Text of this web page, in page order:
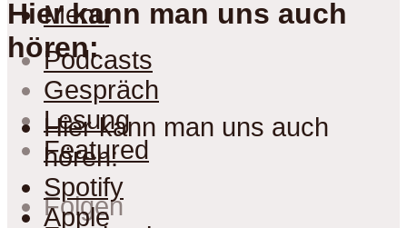
Menu
Hier kann man uns auch
hören:
Hier kann man uns auch
hören:
Spotify
Apple
Podcasts
Gespräch
Lesung
Featured
Folgen